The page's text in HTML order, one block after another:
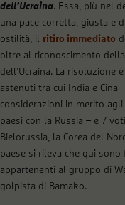
dell’Ucraina. Essa, più nel
una pace corretta, giusta e
ostilità, il ritiro immediato
oltre al riconoscimento
dell’Ucraina. La risoluzione
astenuti tra cui India e Cina
considerazioni in merito
paesi con la Russia – e 7
Bielorussia, la Corea del
paese si rileva che qui
appartenenti al gruppo di
golpista di Bamako.